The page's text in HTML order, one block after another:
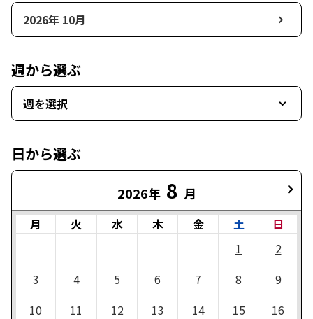
2026年 10月
週から選ぶ
週を選択
日から選ぶ
2026年 8 月
月 火 水 木 金 土
日
1
2
3
4 5 6 7 8
9
10
11 12 13 14 15
16